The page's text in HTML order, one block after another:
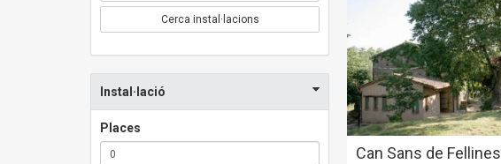
Cerca instal·lacions
Instal·lació
Places
Can Sans de Fellines